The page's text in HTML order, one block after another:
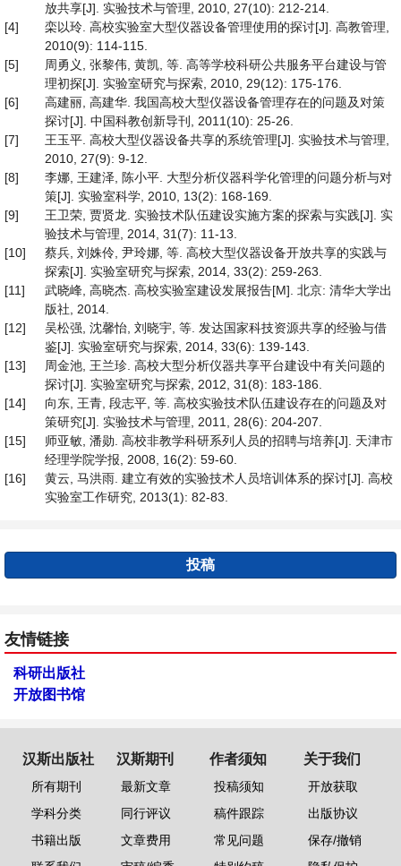
放共享[J]. 实验技术与管理, 2010, 27(10): 212-214.
[4]
栾以玲. 高校实验室大型仪器设备管理使用的探讨[J]. 高教管理,
2010(9): 114-115.
[5]
周勇义, 张黎伟, 黄凯, 等. 高等学校科研公共服务平台建设与管
理初探[J]. 实验室研究与探索, 2010, 29(12): 175-176.
[6]
高建丽, 高建华. 我国高校大型仪器设备管理存在的问题及对策
探讨[J]. 中国科教创新导刊, 2011(10): 25-26.
[7]
王玉平. 高校大型仪器设备共享的系统管理[J]. 实验技术与管理,
2010, 27(9): 9-12.
[8]
李娜, 王建泽, 陈小平. 大型分析仪器科学化管理的问题分析与对
策[J]. 实验室科学, 2010, 13(2): 168-169.
[9]
王卫荣, 贾贤龙. 实验技术队伍建设实施方案的探索与实践[J]. 实
验技术与管理, 2014, 31(7): 11-13.
[10]
蔡兵, 刘姝伶, 尹玲娜, 等. 高校大型仪器设备开放共享的实践与
探索[J]. 实验室研究与探索, 2014, 33(2): 259-263.
[11]
武晓峰, 高晓杰. 高校实验室建设发展报告[M]. 北京: 清华大学出
版社, 2014.
[12]
吴松强, 沈馨怡, 刘晓宇, 等. 发达国家科技资源共享的经验与借
鉴[J]. 实验室研究与探索, 2014, 33(6): 139-143.
[13]
周金池, 王兰珍. 高校大型分析仪器共享平台建设中有关问题的
探讨[J]. 实验室研究与探索, 2012, 31(8): 183-186.
[14]
向东, 王青, 段志平, 等. 高校实验技术队伍建设存在的问题及对
策研究[J]. 实验技术与管理, 2011, 28(6): 204-207.
[15]
师亚敏, 潘勋. 高校非教学科研系列人员的招聘与培养[J]. 天津市
经理学院学报, 2008, 16(2): 59-60.
[16]
黄云, 马洪雨. 建立有效的实验技术人员培训体系的探讨[J]. 高校
实验室工作研究, 2013(1): 82-83.
投稿
友情链接
科研出版社
开放图书馆
汉斯出版社
所有期刊
学科分类
书籍出版
汉斯期刊
最新文章
同行评议
文章费用
作者须知
投稿须知
稿件跟踪
常见问题
关于我们
开放获取
出版协议
保存/撤销